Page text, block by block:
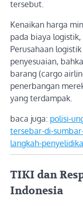
tersebut.
Kenaikan harga
pada biaya
Perusahaan
penyesuaian,
barang (cargo
penerbangan
yang terdampak.
baca juga: polisi-
tersebar-di-
langkah-
TIKI dan
Indonesia